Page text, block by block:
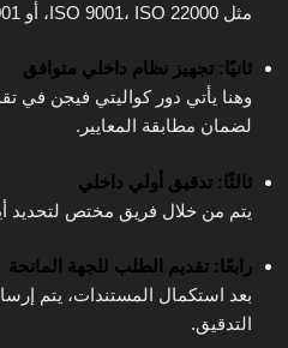
مثل ISO 9001، ISO 22000، أو ISO 27001، بناءً على نشاطك.
ثانيًا: تجهيز نظام داخلي متوافق
وهنا يأتي دور كواليتي فيجن في
لضمان مطابقة المعايير.
ثالثًا: تدقيق أولي داخلي
يتم من خلال فريق مختص لتحديد
رابعًا: تقديم الطلب للجهة المانحة
بعد استكمال المستندات، يتم
التدقيق.